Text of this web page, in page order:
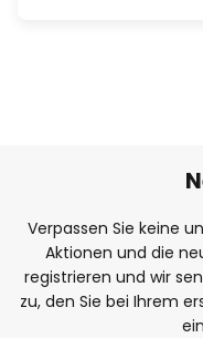
Verpassen Sie keine
Aktionen und die
registrieren und wir
zu, den Sie bei Ihrem